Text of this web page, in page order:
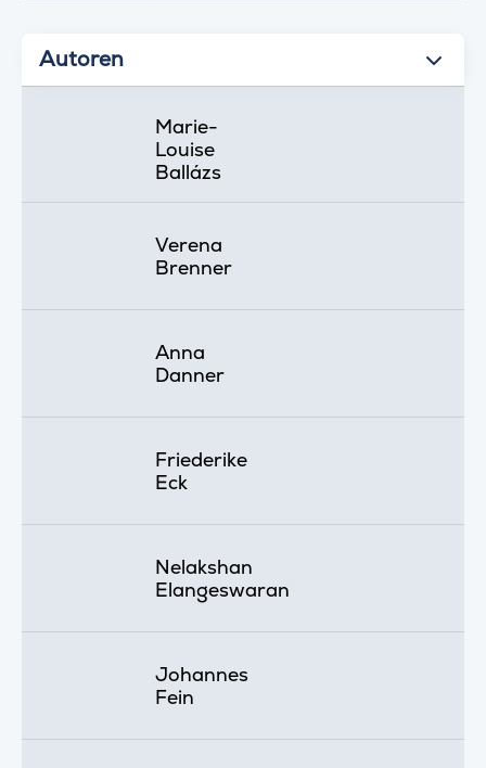
Autoren
Marie-
Louise
Ballázs
Verena
Brenner
Anna
Danner
Friederike
Eck
Nelakshan
Elangeswaran
Johannes
Fein